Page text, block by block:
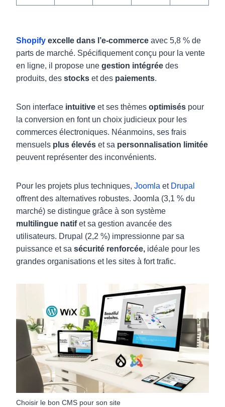
Shopify excelle dans l’e-commerce avec 5,8 % de
parts de marché. Spécifiquement conçu pour la vente
en ligne, il propose une gestion intégrée des
produits, des stocks et des paiements.
Son interface intuitive et ses thèmes optimisés pour
la conversion en font un choix judicieux pour les
commerces électroniques. Néanmoins, ses frais
mensuels plus élevés et sa personnalisation limitée
peuvent représenter des inconvénients.
Pour les projets plus techniques, Joomla et Drupal
offrent des alternatives robustes. Joomla (3,1 % du
marché) se distingue grâce à son système
multilingue natifet sa gestion avancée des
utilisateurs. Drupal (2,2 %) impressionne par sa
puissance et sa sécurité renforcée, idéale pour les
grandes organisations et les sites à fort trafic.
Choisir le bon CMS pour son site